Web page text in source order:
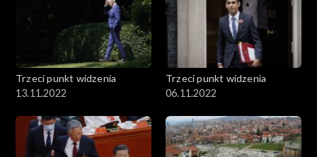
Trzeci punkt widzenia
13.11.2022
Trzeci punkt widzenia
06.11.2022